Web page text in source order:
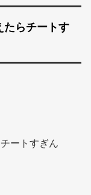
らチートす
ートすぎん